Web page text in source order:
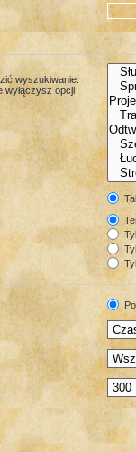
wyszukiwanie.
wyłączysz opcji